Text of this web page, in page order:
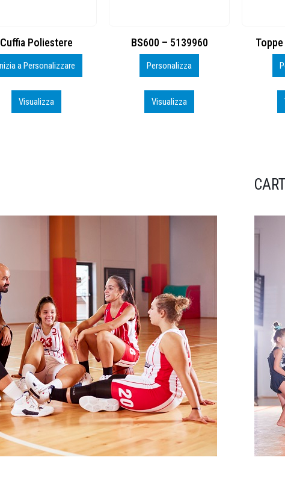
BS600 – 5139960
Personalizza
Visualizza
Toppe ricamate in HD
Personalizza
Visualizza
KIT